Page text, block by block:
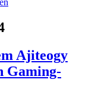
Ajiteogy
Gaming-